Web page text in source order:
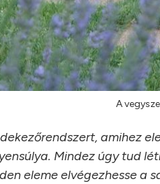
A
amihez
Mindez úgy tud
eleme elvégezhesse a